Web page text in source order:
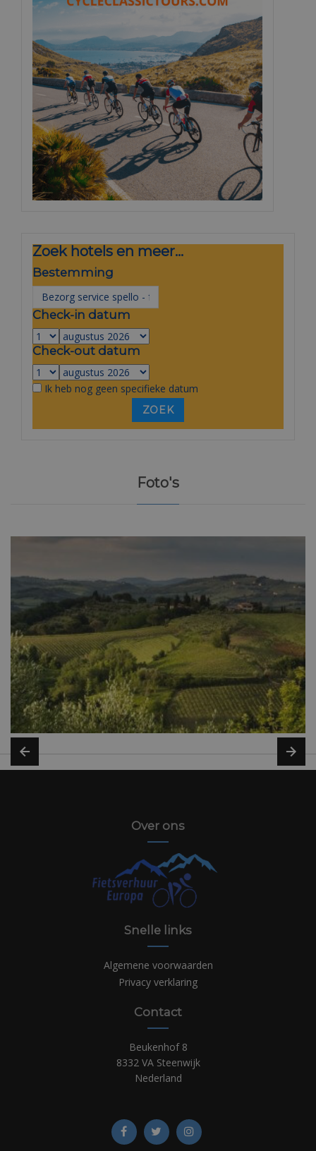
Zoek hotels en meer...
Bestemming
Check-in datum
Check-out datum
Ik heb nog geen specifieke datum
Foto's
Over ons
Snelle links
Algemene voorwaarden
Privacy verklaring
Contact
Beukenhof 8
8332 VA Steenwijk
Nederland